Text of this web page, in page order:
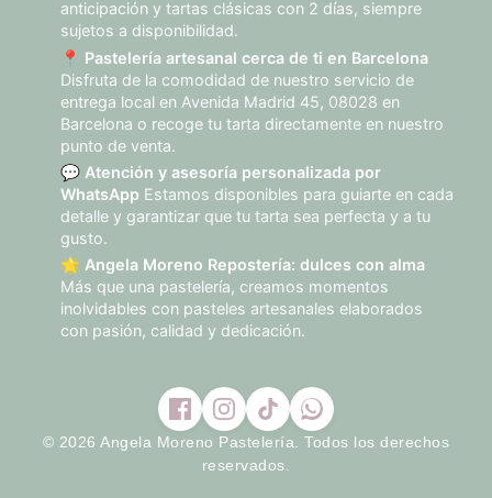
anticipación y tartas clásicas con 2 días, siempre
sujetos a disponibilidad.
📍 Pastelería artesanal cerca de ti en Barcelona
Disfruta de la comodidad de nuestro servicio de
entrega local en Avenida Madrid 45, 08028 en
Barcelona o recoge tu tarta directamente en nuestro
punto de venta.
💬 Atención y asesoría personalizada por
WhatsApp Estamos disponibles para guiarte en cada
detalle y garantizar que tu tarta sea perfecta y a tu
gusto.
🌟 Angela Moreno Repostería: dulces con alma
Más que una pastelería, creamos momentos
inolvidables con pasteles artesanales elaborados
con pasión, calidad y dedicación.
© 2026 Angela Moreno Pastelería. Todos los derechos
reservados.